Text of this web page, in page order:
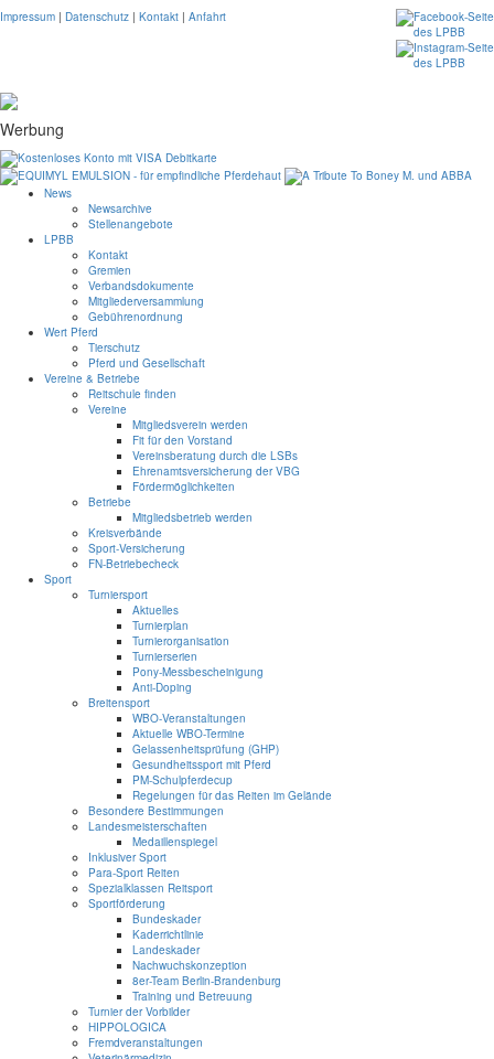
Impressum | Datenschutz | Kontakt | Anfahrt
Werbung
News
Newsarchive
Stellenangebote
LPBB
Kontakt
Gremien
Verbandsdokumente
Mitgliederversammlung
Gebührenordnung
Wert Pferd
Tierschutz
Pferd und Gesellschaft
Vereine & Betriebe
Reitschule finden
Vereine
Mitgliedsverein werden
Fit für den Vorstand
Vereinsberatung durch die LSBs
Ehrenamtsversicherung der VBG
Fördermöglichkeiten
Betriebe
Mitgliedsbetrieb werden
Kreisverbände
Sport-Versicherung
FN-Betriebecheck
Sport
Turniersport
Aktuelles
Turnierplan
Turnierorganisation
Turnierserien
Pony-Messbescheinigung
Anti-Doping
Breitensport
WBO-Veranstaltungen
Aktuelle WBO-Termine
Gelassenheitsprüfung (GHP)
Gesundheitssport mit Pferd
PM-Schulpferdecup
Regelungen für das Reiten im Gelände
Besondere Bestimmungen
Landesmeisterschaften
Medaillenspiegel
Inklusiver Sport
Para-Sport Reiten
Spezialklassen Reitsport
Sportförderung
Bundeskader
Kaderrichtlinie
Landeskader
Nachwuchskonzeption
8er-Team Berlin-Brandenburg
Training und Betreuung
Turnier der Vorbilder
HIPPOLOGICA
Fremdveranstaltungen